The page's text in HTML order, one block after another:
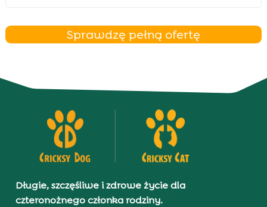
Sprawdzę pełną ofertę
Długie, szczęśliwe i zdrowe życie dla
czteronożnego członka rodziny.